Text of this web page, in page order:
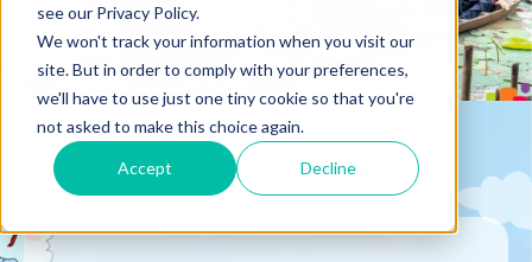
see our Privacy Policy.
We won't track your information when you visit our
site. But in order to comply with your preferences,
we'll have to use just one tiny cookie so that you're
not asked to make this choice again.
Accept Decline
CHƯƠNG TRÌNH HÈ